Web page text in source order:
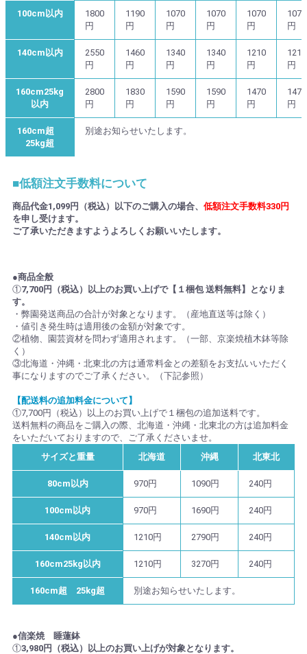
100cm以内
1800
円
1190
円
1070
円
1070
円
1070
円
1070
円
140cm以内
2550
円
1460
円
1340
円
1340
円
1210
円
1210
円
160cm25kg
以内
2800
円
1830
円
1590
円
1590
円
1470
円
1470
円
160cm超
25kg超
別途お知らせいたします。
■低額注文手数料について
商品代金1,099円（税込）以下のご購入の場合、 低額注文手数料330円
を申し受けます。
ご了承いただきますようよろしくお願いいたします。
●商品全般
①7,700円（税込）以上のお買い上げで【１梱包 送料無料】となりま
す。
・弊園発送商品の合計が対象となります。（産地直送等は除く）
・値引き発生時は適用後の金額が対象です。
②植物、園芸資材を問わず適用されます。（一部、京楽焼植木鉢等除
く）
③北海道・沖縄・北東北の方は通常料金との差額をお支払いいただく
事になりますのでご了承ください。（下記参照）
【配送料の追加料金について】
①7,700円（税込）以上のお買い上げで１梱包の追加送料です。
送料無料の商品をご購入の際、北海道・沖縄・北東北の方は追加料金
をいただいておりますので、ご了承くださいませ。
サイズと重量
北海道 沖縄 北東北
80cm以内 970円 1090円 240円
100cm以内 970円 1690円 240円
140cm以内 1210円 2790円 240円
160cm25kg以内 1210円 3270円 240円
160cm超 25kg超 別途お知らせいたします。
●信楽焼 睡蓮鉢
①3,980円（税込）以上のお買い上げが対象となります。